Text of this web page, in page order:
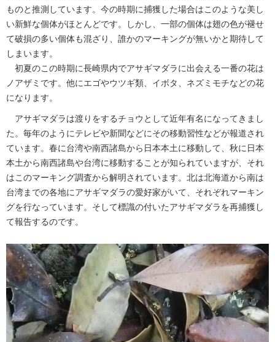
ものと推測しています。今の時期に捕獲した場合はこのような美し
い新鮮な個体がほとんどです。しかし、一部の個体は翅の色が褪せ
て破損の多い個体も混ざり、誰かのマーキングが無いかと期待して
しまいます。
初夏のこの時期に長崎県内でアサギマダラに出会える一番の花は
ノアザミです。他にエゴやウツギ類、イボタ、ネズミモチなどの花
になります。
アサギマダラは渡りをするチョウとして近年有名になってきまし
た。毎年のようにテレビや新聞などにその移動習性などが報道され
ています。春に台湾や南西諸島から日本本土に移動して、秋に日本
本土から南西諸島や台湾に移動することが知られていますが、それ
はこのマーキング調査から解明されています。北は北海道から南は
台湾までの各地にアサギマダラの愛好家がいて、それぞれマーキン
グを行なっています。そして標識の付いたアサギマダラを再捕獲し
て報告するのです。